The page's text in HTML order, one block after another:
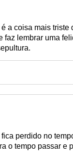
a coisa mais
faz lembrar uma
perdido no
o tempo passar e